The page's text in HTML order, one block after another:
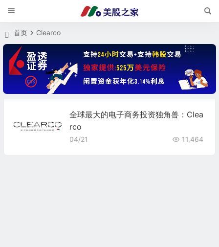
首页 Clearco
全球最大的电子商务投资独角兽：Clea
rco
04/21 11,464